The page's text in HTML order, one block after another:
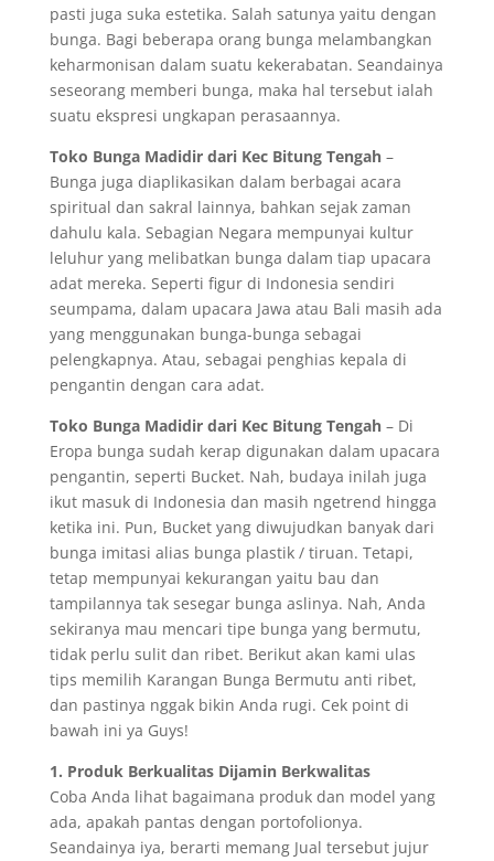
pasti juga suka estetika. Salah satunya yaitu dengan
bunga. Bagi beberapa orang bunga melambangkan
keharmonisan dalam suatu kekerabatan. Seandainya
seseorang memberi bunga, maka hal tersebut ialah
suatu ekspresi ungkapan perasaannya.
Toko Bunga Madidir dari Kec Bitung Tengah–
Bunga juga diaplikasikan dalam berbagai acara
spiritual dan sakral lainnya, bahkan sejak zaman
dahulu kala. Sebagian Negara mempunyai kultur
leluhur yang melibatkan bunga dalam tiap upacara
adat mereka. Seperti figur di Indonesia sendiri
seumpama, dalam upacara Jawa atau Bali masih ada
yang menggunakan bunga-bunga sebagai
pelengkapnya. Atau, sebagai penghias kepala di
pengantin dengan cara adat.
Toko Bunga Madidir dari Kec Bitung Tengah– Di
Eropa bunga sudah kerap digunakan dalam upacara
pengantin, seperti Bucket. Nah, budaya inilah juga
ikut masuk di Indonesia dan masih ngetrend hingga
ketika ini. Pun, Bucket yang diwujudkan banyak dari
bunga imitasi alias bunga plastik / tiruan. Tetapi,
tetap mempunyai kekurangan yaitu bau dan
tampilannya tak sesegar bunga aslinya. Nah, Anda
sekiranya mau mencari tipe bunga yang bermutu,
tidak perlu sulit dan ribet. Berikut akan kami ulas
tips memilih Karangan Bunga Bermutu anti ribet,
dan pastinya nggak bikin Anda rugi. Cek point di
bawah ini ya Guys!
1. Produk Berkualitas Dijamin Berkwalitas
Coba Anda lihat bagaimana produk dan model yang
ada, apakah pantas dengan portofolionya.
Seandainya iya, berarti memang Jual tersebut jujur